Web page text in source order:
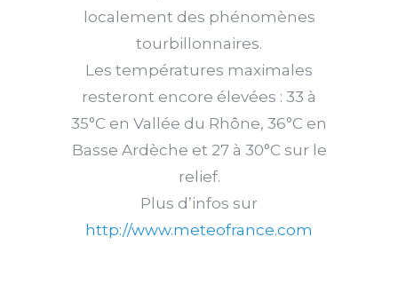
localement des phénomènes
tourbillonnaires.
Les températures maximales
resteront encore élevées : 33 à
35°C en Vallée du Rhône, 36°C en
Basse Ardèche et 27 à 30°C sur le
relief.
Plus d’infos sur
http://www.meteofrance.com